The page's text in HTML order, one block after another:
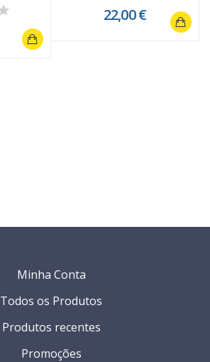
22,00 €
Minha Conta
Todos os Produtos
Produtos recentes
Promoções